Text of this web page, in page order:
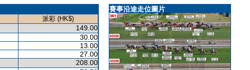
派彩 (HK$)
149.00
30.00
13.00
27.00
208.00
賽事沿途走位圖片